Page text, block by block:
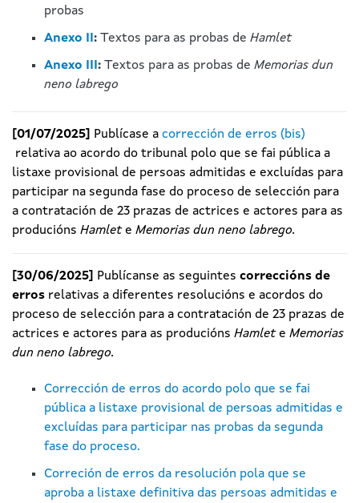
probas
Anexo II : Textos para as probas de Hamlet
Anexo III : Textos para as probas de Memorias dun
neno labrego
[01/07/2025] Publícase a corrección de erros (bis)
relativa ao acordo do tribunal polo que se fai pública a
listaxe provisional de persoas admitidas e excluídas para
participar na segunda fase do proceso de selección para
a contratación de 23 prazas de actrices e actores para as
producións Hamlete Memorias dun neno labrego.
[30/06/2025] Publícanse as seguintes correccións de
erros relativas a diferentes resolucións e acordos do
proceso de selección para a contratación de 23 prazas de
actrices e actores para as producións Hamlete Memorias
dun neno labrego.
Corrección de erros do acordo polo que se fai
pública a listaxe provisional de persoas admitidas e
excluídas para participar nas probas da segunda
fase do proceso.
Correción de erros da resolución pola que se
aproba a listaxe definitiva das persoas admitidas e